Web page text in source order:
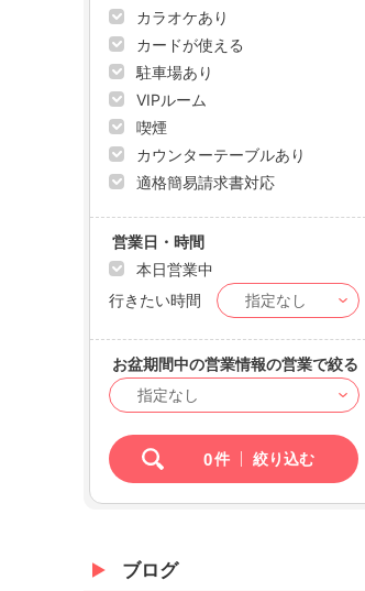
カラオケあり
カードが使える
駐車場あり
VIPルーム
喫煙
カウンターテーブルあり
適格簡易請求書対応
営業日・時間
本日営業中
行きたい時間
お盆期間中の営業情報の営業で絞る
0件 絞り込む
ブログ